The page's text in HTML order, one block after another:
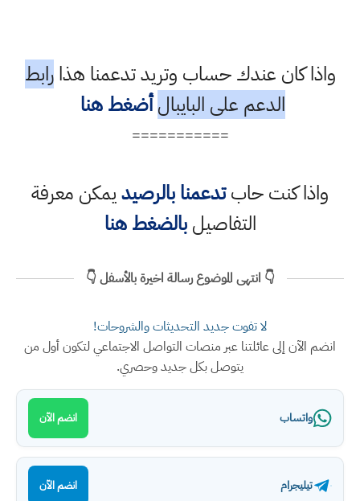
واذا كان عندك حساب وتريد تدعمنا هذارابط
الدعم على البايبال أضغط هنا
===========
واذا كنت حابتدعمنا بالرصيديمكن معرفة
التفاصيلبالضغط هنا
👇 انتهى الموضوع رسالة اخيرة بالأسفل 👇
لا تفوت جديد التحديثات والشروحات!
انضم الآن إلى عائلتنا عبر منصات التواصل الاجتماعي لتكون أول من
يتوصل بكل جديد وحصري.
واتساب انضم الآن
تيليجرام انضم الآن